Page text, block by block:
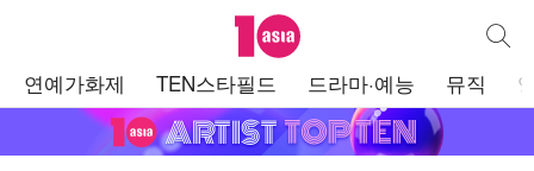
텐아시아 통합
연예가화제 TEN스타필드 드라마·예능 뮤직